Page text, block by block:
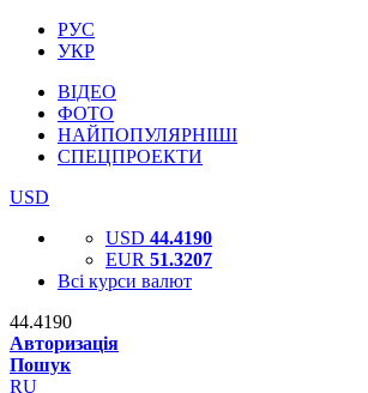
РУС
УКР
ВІДЕО
ФОТО
НАЙПОПУЛЯРНІШІ
СПЕЦПРОЕКТИ
USD
USD 44.4190
EUR 51.3207
Всі курси валют
44.4190
Авторизація
Пошук
RU